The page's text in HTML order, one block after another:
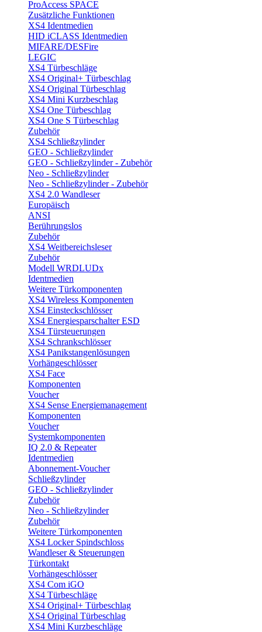
ProAccess SPACE
Zusätzliche Funktionen
XS4 Identmedien
HID iCLASS Identmedien
MIFARE/DESFire
LEGIC
XS4 Türbeschläge
XS4 Original+ Türbeschlag
XS4 Original Türbeschlag
XS4 Mini Kurzbeschlag
XS4 One Türbeschlag
XS4 One S Türbeschlag
Zubehör
XS4 Schließzylinder
GEO - Schließzylinder
GEO - Schließzylinder - Zubehör
Neo - Schließzylinder
Neo - Schließzylinder - Zubehör
XS4 2.0 Wandleser
Europäisch
ANSI
Berührungslos
Zubehör
XS4 Weitbereichsleser
Zubehör
Modell WRDLUDx
Identmedien
Weitere Türkomponenten
XS4 Wireless Komponenten
XS4 Einsteckschlösser
XS4 Energiesparschalter ESD
XS4 Türsteuerungen
XS4 Schrankschlösser
XS4 Panikstangenlösungen
Vorhängeschlösser
XS4 Face
Komponenten
Voucher
XS4 Sense Energiemanagement
Komponenten
Voucher
Systemkomponenten
IQ 2.0 & Repeater
Identmedien
Abonnement-Voucher
Schließzylinder
GEO - Schließzylinder
Zubehör
Neo - Schließzylinder
Zubehör
Weitere Türkomponenten
XS4 Locker Spindschloss
Wandleser & Steuerungen
Türkontakt
Vorhängeschlösser
XS4 Com iGO
XS4 Türbeschläge
XS4 Original+ Türbeschlag
XS4 Original Türbeschlag
XS4 Mini Kurzbeschläge